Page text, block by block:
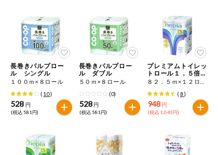
テキスト注文サイトを表示
お問い合わせ
衣料品
ペット
先着限定企画
スマート・ワ
ン注文
長巻きパルプロー
ル シングル
１００ｍ×８ロール
( 10)
528 円
(税込 581円)
長巻きパルプロー
ル ダブル
５０ｍ×８ロール
(0)
528 円
(税込 581円)
プレミアムトイレッ
トロール１．５倍
巻 シングル
８２．５ｍ×１２ロール
( 8)
948 円
(税込 1,043円)